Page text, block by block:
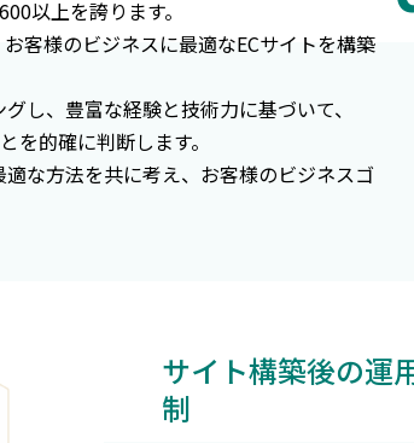
以上を誇ります。
客様のビジネスに最適なECサイトを構築
し、豊富な経験と技術力に基づいて、
的確に判断します。
な方法を共に考え、お客様のビジネスゴ
サイト構築後の運
制